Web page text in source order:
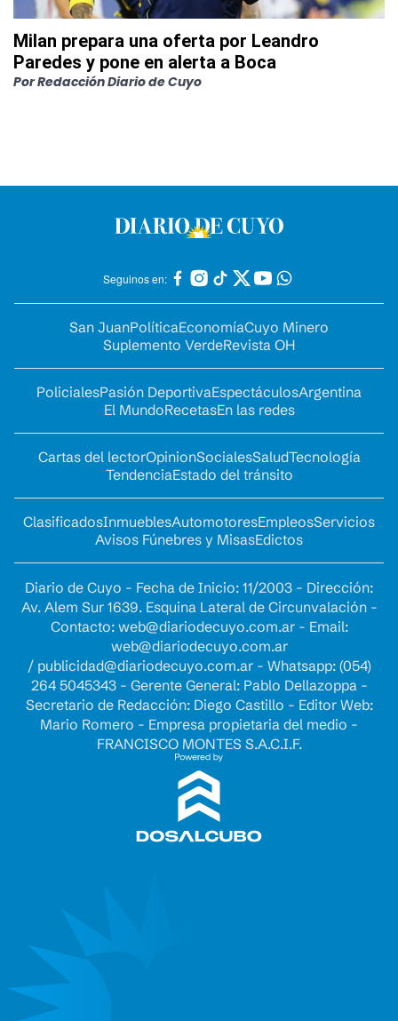
Milan prepara una oferta por Leandro
Paredes y pone en alerta a Boca
PorRedacción Diario de Cuyo
Seguinos en:
San JuanPolíticaEconomíaCuyo Minero
Suplemento VerdeRevista OH
PolicialesPasión DeportivaEspectáculosArgentina
El MundoRecetasEn las redes
Cartas del lectorOpinionSocialesSaludTecnología
TendenciaEstado del tránsito
ClasificadosInmueblesAutomotoresEmpleosServicios
Avisos Fúnebres y MisasEdictos
Diario de Cuyo - Fecha de Inicio: 11/2003 - Dirección:
Av. Alem Sur 1639. Esquina Lateral de Circunvalación -
Contacto: web@diariodecuyo.com.ar- Email:
web@diariodecuyo.com.ar
/ publicidad@diariodecuyo.com.ar- Whatsapp: (054)
264 5045343 - Gerente General: Pablo Dellazoppa -
Secretario de Redacción: Diego Castillo - Editor Web:
Mario Romero - Empresa propietaria del medio -
FRANCISCO MONTES S.A.C.I.F.